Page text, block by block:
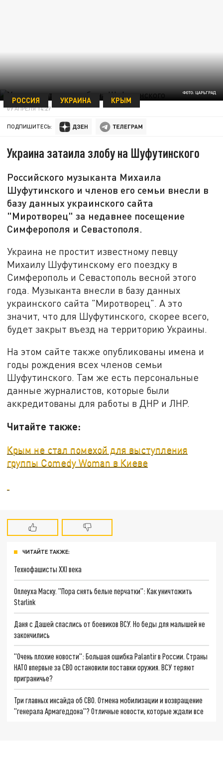
ФОТО: ЦАРЬГРАД
РОССИЯ УКРАИНА КРЫМ
09 АПРЕЛЯ 14:27
ПОДПИШИТЕСЬ:
Украина затаила злобу на Шуфутинского
Российского музыканта Михаила
Шуфутинского и членов его семьи внесли в
базу данных украинского сайта
"Миротворец" за недавнее посещение
Симферополя и Севастополя.
Украина не простит известному певцу
Михаилу Шуфутинскому его поездку в
Симферополь и Севастополь весной этого
года. Музыканта внесли в базу данных
украинского сайта "Миротворец". А это
значит, что для Шуфутинского, скорее всего,
будет закрыт въезд на территорию Украины.
На этом сайте также опубликованы имена и
годы рождения всех членов семьи
Шуфутинского. Там же есть персональные
данные журналистов, которые были
аккредитованы для работы в ДНР и ЛНР.
Читайте также:
Крым не стал помехой для выступления
группы Comedy Woman в Киеве
ЧИТАЙТЕ ТАКЖЕ:
Технофашисты XXI века
Оплеуха Маску. "Пора снять белые перчатки": Как уничтожить
Starlink
Даня с Дашей спаслись от боевиков ВСУ. Но беды для малышей не
закончились
"Очень плохие новости": Большая ошибка Palantir в России. Страны
НАТО впервые за СВО остановили поставки оружия. ВСУ теряют
приграничье?
Три главных инсайда об СВО. Отмена мобилизации и возвращение
"генерала Армагеддона"? Отличные новости, которые ждали все